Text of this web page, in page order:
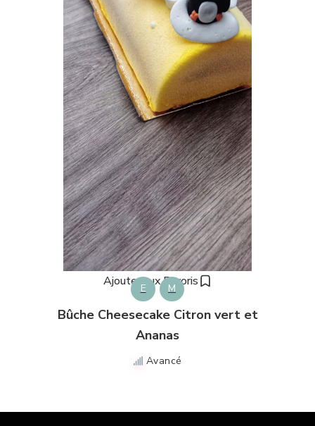
Ajouter aux Favoris
E M
Bûche Cheesecake Citron vert et
Ananas
Avancé